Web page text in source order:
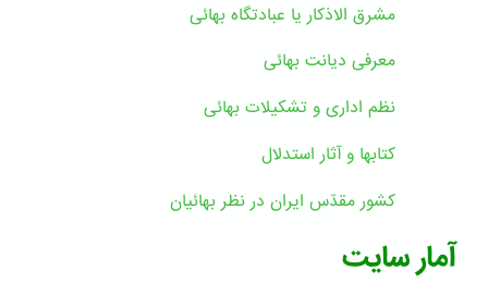
مشرق الاذکار یا عبادتگاه بهائی
معرفی دیانت بهائی
نظم اداری و تشکیلات بهائی
کتابها و آثار استدلال
کشور مقدّس ایران در نظر بهائیان
آمار سایت